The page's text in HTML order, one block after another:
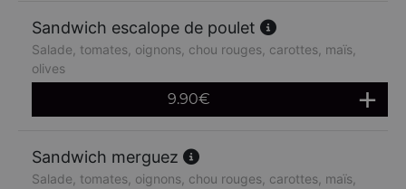
Sandwich escalope de poulet
Salade, tomates, oignons, chou rouges, carottes, maïs,
olives
9.90€
Sandwich merguez
Salade, tomates, oignons, chou rouges, carottes, maïs,